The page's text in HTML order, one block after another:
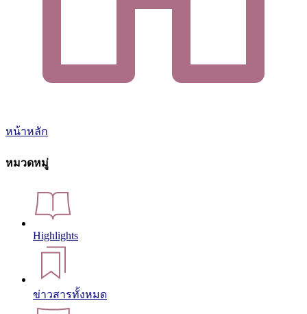
หน้าหลัก
หมวดหมู่
Highlights
ข่าวสารทั้งหมด